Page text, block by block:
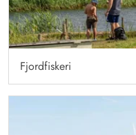
Fjordfiskeri